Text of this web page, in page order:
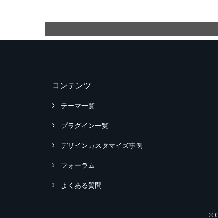
コンテンツ
テーマ一覧
プラグイン一覧
デザインカスタマイズ事例
フォーラム
よくある質問
©